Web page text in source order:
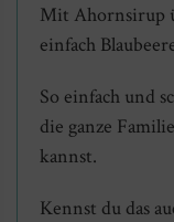
Mit Ahornsirup
einfach
So einfach und
die ganze
kannst.
Kennst du das